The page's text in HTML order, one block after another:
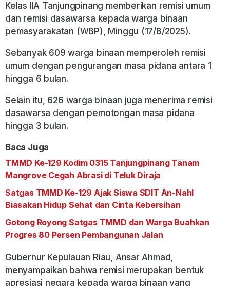
Kelas IIA Tanjungpinang memberikan remisi umum
dan remisi dasawarsa kepada warga binaan
pemasyarakatan (WBP), Minggu (17/8/2025).
Sebanyak 609 warga binaan memperoleh remisi
umum dengan pengurangan masa pidana antara 1
hingga 6 bulan.
Selain itu, 626 warga binaan juga menerima remisi
dasawarsa dengan pemotongan masa pidana
hingga 3 bulan.
Baca Juga
TMMD Ke-129 Kodim 0315 Tanjungpinang Tanam
Mangrove Cegah Abrasi di Teluk Diraja
Satgas TMMD Ke-129 Ajak Siswa SDIT An-Nahl
Biasakan Hidup Sehat dan Cinta Kebersihan
Gotong Royong Satgas TMMD dan Warga Buahkan
Progres 80 Persen Pembangunan Jalan
Gubernur Kepulauan Riau, Ansar Ahmad,
menyampaikan bahwa remisi merupakan bentuk
apresiasi negara kepada warga binaan yang